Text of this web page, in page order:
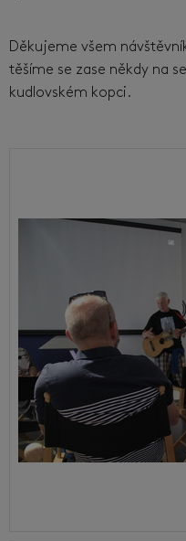
Děkujeme všem
těšíme se zase někdy na
kudlovském kopci.